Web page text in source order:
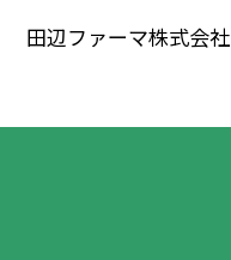
田辺ファーマ株式会社